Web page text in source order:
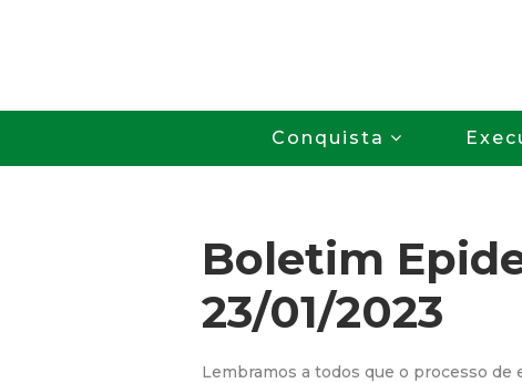
Conquista
Boletim
23/01/2023
Lembramos a todos que o processo